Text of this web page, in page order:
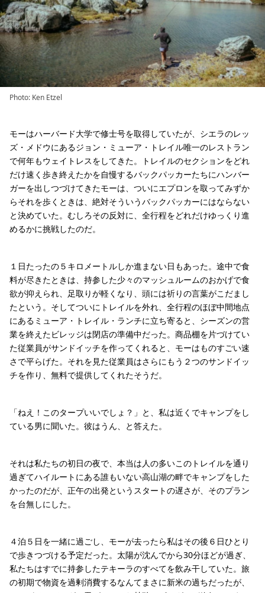
Photo: Ken Etzel
モーはハーバード大学で修士号を取得していたが、シエラのレッ
ズ・メドウにあるジョン・ミューア・トレイル唯一のレストラン
で何年もウェイトレスをしてきた。トレイルのセクションをどれ
だけ速く歩き終えたかを自慢するバックパッカーたちにハンバー
ガーを出しつづけてきたモーは、ついにエプロンを取ってみずか
らそれを歩くときは、絶対そういうバックパッカーにはならない
と決めていた。むしろその反対に、全行程をどれだけゆっくり進
めるかに挑戦したのだ。
１日たったの５キロメートルしか進まない日もあった。途中で食
料が尽きたときは、持参した少々のマッシュルームのおかげで食
欲が抑えられ、足取りが軽くなり、頭には祈りの言葉がこだまし
たという。そしてついにトレイルを外れ、全行程のほぼ中間地点
にあるミューア・トレイル・ランチに立ち寄ると、シーズンの営
業を終えたビレッジは閉店の準備中だった。商品棚を片づけてい
た従業員がサンドイッチを作ってくれると、モーはものすごい速
さで平らげた。それを見た従業員はさらにもう２つのサンドイッ
チを作り、無料で提供してくれたそうだ。
「ねえ！このタープいいでしょ？」と、私は近くでキャンプをし
ている男に聞いた。彼はうん、と答えた。
それは私たちの初日の夜で、本当は人の多いこのトレイルを通り
過ぎてハイルートにある誰もいない高山湖の畔でキャンプをした
かったのだが、正午の出発というスタートの遅さが、そのプラン
を台無しにした。
４泊５日を一緒に過ごし、モーが去ったら私はその後６日ひとり
で歩きつづける予定だった。太陽が沈んでから30分ほどが過ぎ、
私たちはすでに持参したテキーラのすべてを飲み干していた。旅
の初期で物資を過剰消費するなんてまさに新米の過ちだったが、